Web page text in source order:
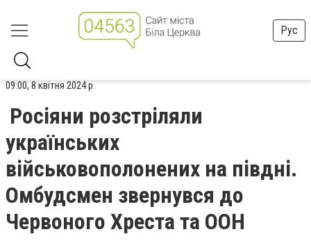
Рус
09:00, 8 квітня 2024 р.
Росіяни розстріляли
українських
військовополонених на півдні.
Омбудсмен звернувся до
Червоного Хреста та ООН